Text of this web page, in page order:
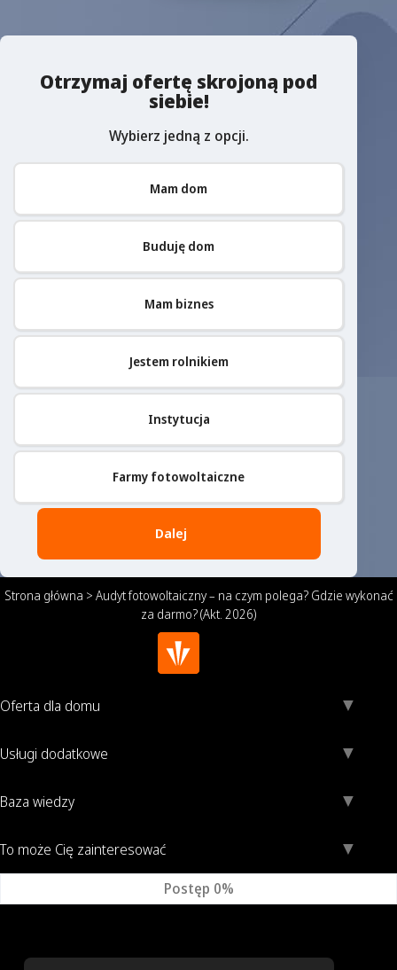
Postęp 0%
Otrzymaj ofertę skrojoną pod
siebie!
Wybierz jedną z opcji.
Mam dom
Buduję dom
Mam biznes
Jestem rolnikiem
Instytucja
Farmy fotowoltaiczne
Dalej
Strona główna > Audyt fotowoltaiczny – na czym polega? Gdzie wykonać
za darmo? (Akt. 2026)
Oferta dla domu
Usługi dodatkowe
Baza wiedzy
To może Cię zainteresować